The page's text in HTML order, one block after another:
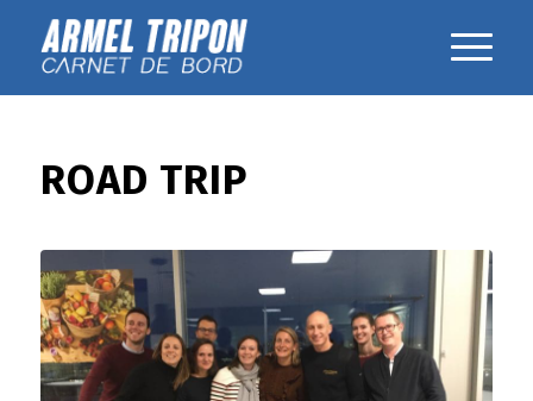
ROAD TRIP